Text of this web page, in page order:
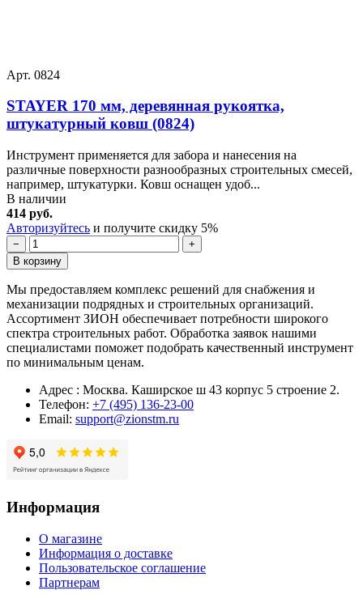
Арт. 0824
STAYER 170 мм, деревянная рукоятка,
штукатурный ковш (0824)
Инструмент применяется для забора и нанесения на
различные поверхности разнообразных строительных смесей,
например, штукатурки. Ковш оснащен удоб...
В наличии
414 руб.
Авторизуйтесь и получите скидку 5%
−
+
В корзину
Мы предоставляем комплекс решений для снабжения и
механизации подрядных и строительных организаций.
Ассортимент ЗИОН обеспечивает потребности широкого
спектра строительных работ. Обработка заявок нашими
специалистами поможет подобрать качественный инструмент
по минимальным ценам.
Адрес : Москва. Каширское ш 43 корпус 5 строение 2.
Телефон: +7 (495) 136-23-00
Email: support@zionstm.ru
Информация
О магазине
Информация о доставке
Пользовательское соглашение
Партнерам